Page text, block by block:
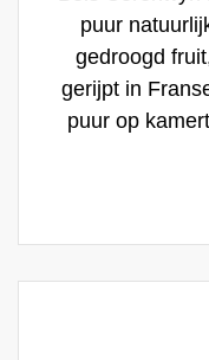
puur
gedroogd
gerijpt in
puur op